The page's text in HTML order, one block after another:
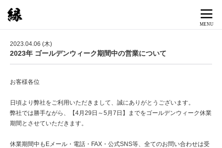
2023.04.06 (木)
2023年 ゴールデンウィーク期間中の営業について
お客様各位
日頃より弊社をご利用いただきまして、誠にありがとうございます。
弊社では勝手ながら、【4月29日～5月7日】までをゴールデンウィーク休業
期間とさせていただきます。
休業期間中もEメール・電話・FAX・公式SNS等、全てのお問い合わせは受